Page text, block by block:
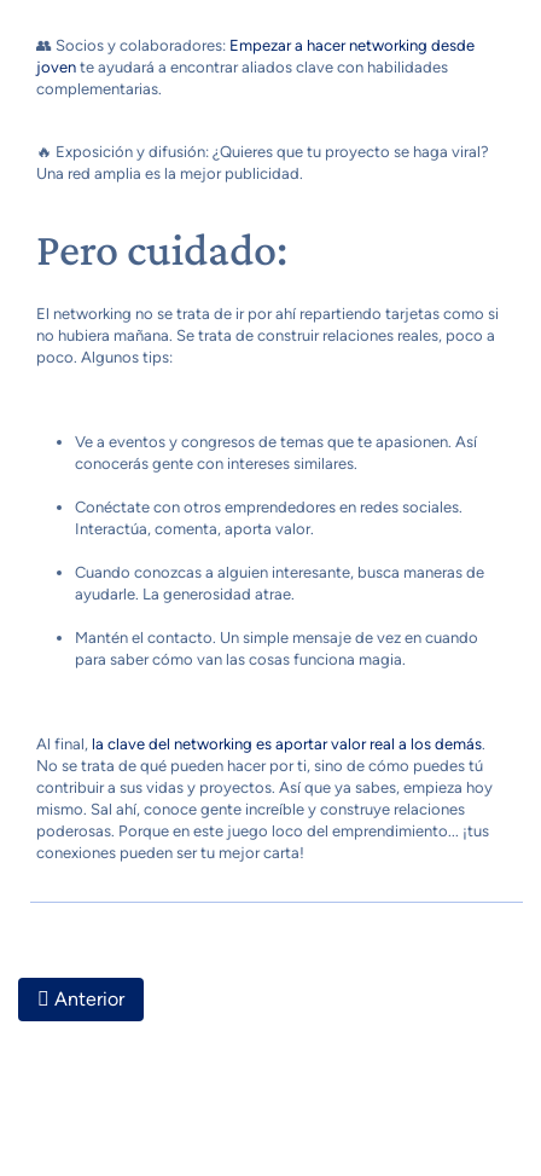
👥 Socios y colaboradores: Empezar a hacer networking desde
joven te ayudará a encontrar aliados clave con habilidades
complementarias.
🔥 Exposición y difusión: ¿Quieres que tu proyecto se haga viral?
Una red amplia es la mejor publicidad.
Pero cuidado:
El networking no se trata de ir por ahí repartiendo tarjetas como si
no hubiera mañana. Se trata de construir relaciones reales, poco a
poco. Algunos tips:
Ve a eventos y congresos de temas que te apasionen. Así
conocerás gente con intereses similares.
Conéctate con otros emprendedores en redes sociales.
Interactúa, comenta, aporta valor.
Cuando conozcas a alguien interesante, busca maneras de
ayudarle. La generosidad atrae.
Mantén el contacto. Un simple mensaje de vez en cuando
para saber cómo van las cosas funciona magia.
Al final, la clave del networking es aportar valor real a los demás.
No se trata de qué pueden hacer por ti, sino de cómo puedes tú
contribuir a sus vidas y proyectos. Así que ya sabes, empieza hoy
mismo. Sal ahí, conoce gente increíble y construye relaciones
poderosas. Porque en este juego loco del emprendimiento... ¡tus
conexiones pueden ser tu mejor carta!
Artículo Anterior: Cómo Empezar A Hacer Networking Si
Anterior